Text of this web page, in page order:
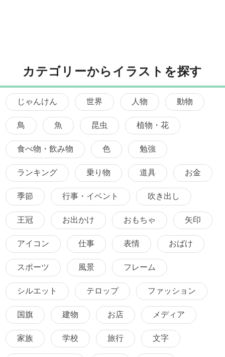
カテゴリーからイラストを探す
じゃんけん 世界 人物 動物
鳥 魚 昆虫 植物・花
食べ物・飲み物 色 勉強
ランキング 乗り物 道具 お金
季節 行事・イベント 吹き出し
王冠 お出かけ おもちゃ 矢印
アイコン 仕事 表情 おばけ
スポーツ 風景 フレーム
シルエット テロップ ファッション
国旗 建物 お店 メディア
家族 学校 旅行 文字